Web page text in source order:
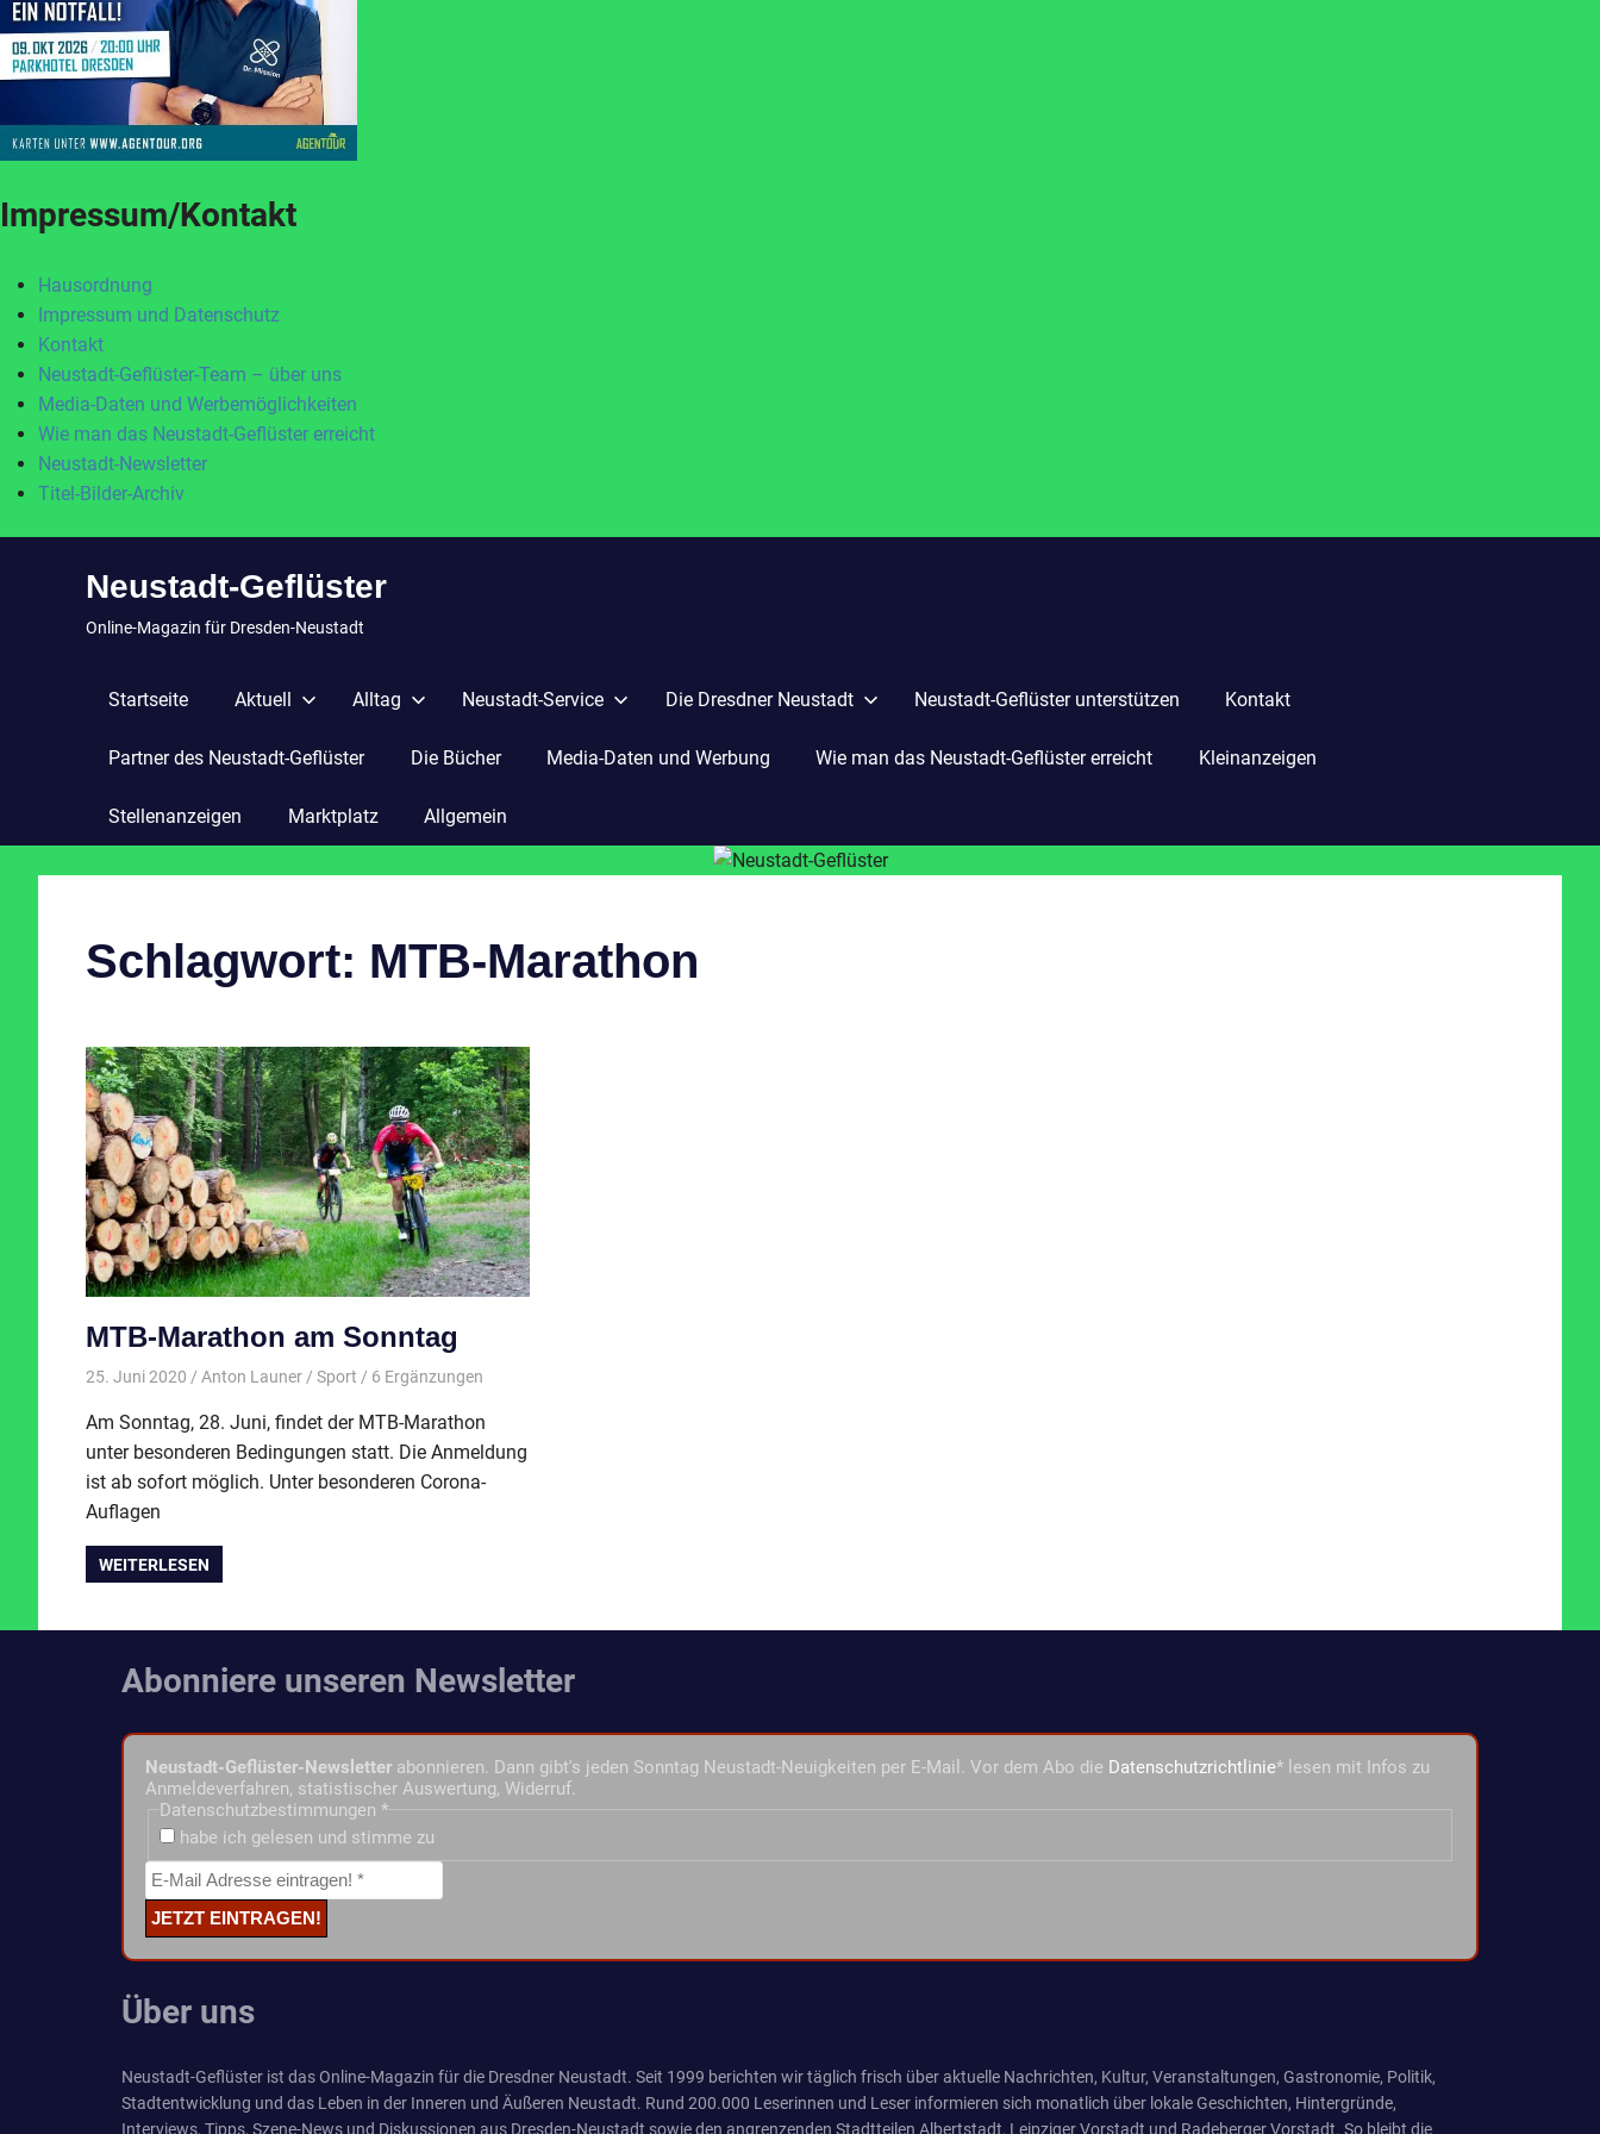
Impressum/Kontakt
Hausordnung
Impressum und Datenschutz
Kontakt
Neustadt-Geflüster-Team – über uns
Media-Daten und Werbemöglichkeiten
Wie man das Neustadt-Geflüster erreicht
Neustadt-Newsletter
Titel-Bilder-Archiv
Neustadt-Geflüster
Online-Magazin für Dresden-Neustadt
Startseite Aktuell Alltag Neustadt-Service Die Dresdner Neustadt Neustadt-Geflüster unterstützen Kontakt
Partner des Neustadt-Geflüster Die Bücher Media-Daten und Werbung Wie man das Neustadt-Geflüster erreicht Kleinanzeigen
Stellenanzeigen Marktplatz Allgemein
Schlagwort: MTB-Marathon
MTB-Marathon am Sonntag
25. Juni 2020 Anton Launer Sport / 6 Ergänzungen
Am Sonntag, 28. Juni, findet der MTB-Marathon
unter besonderen Bedingungen statt. Die Anmeldung
ist ab sofort möglich. Unter besonderen Corona-
Auflagen
WEITERLESEN
Abonniere unseren Newsletter
Neustadt-Geflüster-Newsletter abonnieren. Dann gibt's jeden Sonntag Neustadt-Neuigkeiten per E-Mail. Vor dem Abo die Datenschutzrichtlinie* lesen mit Infos zu
Anmeldeverfahren, statistischer Auswertung, Widerruf.
Datenschutzbestimmungen *
habe ich gelesen und stimme zu
Über uns
Neustadt-Geflüster ist das Online-Magazin für die Dresdner Neustadt. Seit 1999 berichten wir täglich frisch über aktuelle Nachrichten, Kultur, Veranstaltungen, Gastronomie, Politik,
Stadtentwicklung und das Leben in der Inneren und Äußeren Neustadt. Rund 200.000 Leserinnen und Leser informieren sich monatlich über lokale Geschichten, Hintergründe,
Interviews, Tipps, Szene-News und Diskussionen aus Dresden-Neustadt sowie den angrenzenden Stadtteilen Albertstadt, Leipziger Vorstadt und Radeberger Vorstadt. So bleibt die